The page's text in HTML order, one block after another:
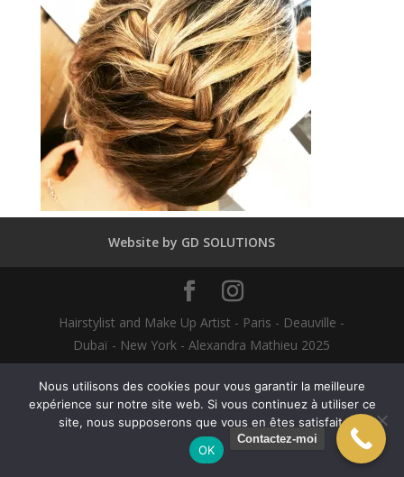
Website by GD SOLUTIONS
Hairstylist and Make Up Artist - Paris - Deauville -
Dubaï - New York - Alexandra Mathieu 2025
Contactez-moi
English(Anglais) Français
Nous utilisons des cookies pour vous garantir la meilleure
expérience sur notre site web. Si vous continuez à utiliser ce
site, nous supposerons que vous en êtes satisfait.
OK